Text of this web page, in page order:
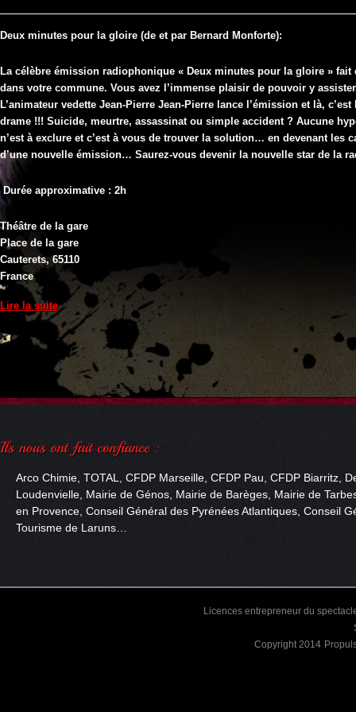
la
gloire
Deux minutes pour la gloire (de et par Bernard Monforte):
La célèbre émission radiophonique « Deux minutes pour la gloire » fait
dans votre commune. Vous avez l’immense plaisir de pouvoir y
L’animateur vedette Jean-Pierre Jean-Pierre lance l’émission et là, c’est
drame !!! Suicide, meurtre, assassinat ou simple accident ? Aucune
n’est à exclure et c’est à vous de trouver la solution… en devenant les
d’une nouvelle émission… Saurez-vous devenir la nouvelle star de la
Durée approximative : 2h
Théâtre de la gare
Place de la gare
Cauterets,65110
France
Lire la suite
Arco Chimie, TOTAL, CFDP Marseille, CFDP Pau, CFDP Biarritz,
Loudenvielle, Mairie de Génos, Mairie de Barèges, Mairie de
en Provence, Conseil Général des Pyrénées Atlantiques, Conseil
Tourisme de Laruns…
Licences entrepreneur du
Copyright 2014